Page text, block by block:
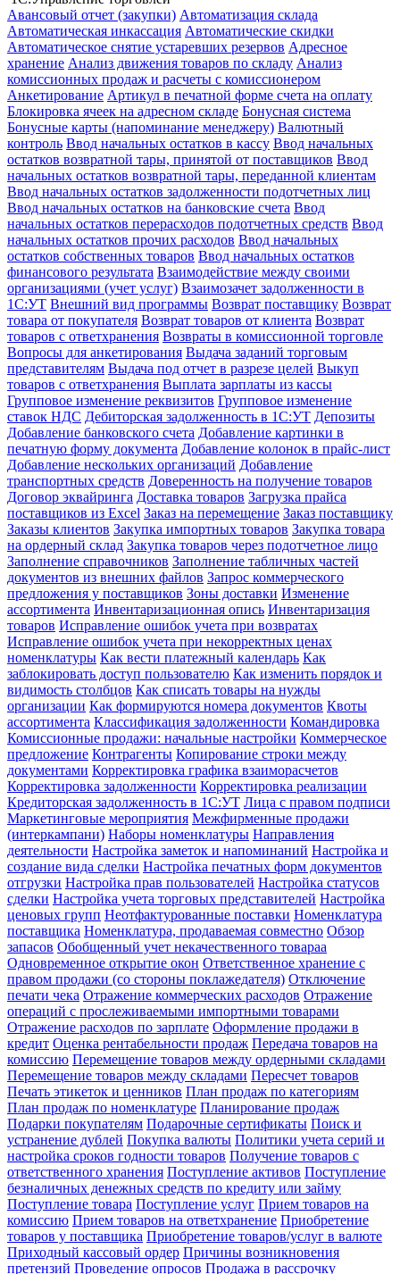
Авансовый отчет (закупки) Автоматизация склада
Автоматическая инкассация Автоматические скидки
Автоматическое снятие устаревших резервов Адресное
хранение Анализ движения товаров по складу Анализ
комиссионных продаж и расчеты с комиссионером
Анкетирование Артикул в печатной форме счета на оплату
Блокировка ячеек на адресном складе Бонусная система
Бонусные карты (напоминание менеджеру) Валютный
контроль Ввод начальных остатков в кассу Ввод начальных
остатков возвратной тары, принятой от поставщиков Ввод
начальных остатков возвратной тары, переданной клиентам
Ввод начальных остатков задолженности подотчетных лиц
Ввод начальных остатков на банковские счета Ввод
начальных остатков перерасходов подотчетных средств Ввод
начальных остатков прочих расходов Ввод начальных
остатков собственных товаров Ввод начальных остатков
финансового результата Взаимодействие между своими
организациями (учет услуг) Взаимозачет задолженности в
1С:УТ Внешний вид программы Возврат поставщику Возврат
товара от покупателя Возврат товаров от клиента Возврат
товаров с ответхранения Возвраты в комиссионной торговле
Вопросы для анкетирования Выдача заданий торговым
представителям Выдача под отчет в разрезе целей Выкуп
товаров с ответхранения Выплата зарплаты из кассы
Групповое изменение реквизитов Групповое изменение
ставок НДС Дебиторская задолженность в 1С:УТ Депозиты
Добавление банковского счета Добавление картинки в
печатную форму документа Добавление колонок в прайс-лист
Добавление нескольких организаций Добавление
транспортных средств Доверенность на получение товаров
Договор эквайринга Доставка товаров Загрузка прайса
поставщиков из Excel Заказ на перемещение Заказ поставщику
Заказы клиентов Закупка импортных товаров Закупка товара
на ордерный склад Закупка товаров через подотчетное лицо
Заполнение справочников Заполнение табличных частей
документов из внешних файлов Запрос коммерческого
предложения у поставщиков Зоны доставки Изменение
ассортимента Инвентаризационная опись Инвентаризация
товаров Исправление ошибок учета при возвратах
Исправление ошибок учета при некорректных ценах
номенклатуры Как вести платежный календарь Как
заблокировать доступ пользователю Как изменить порядок и
видимость столбцов Как списать товары на нужды
организации Как формируются номера документов Квоты
ассортимента Классификация задолженности Командировка
Комиссионные продажи: начальные настройки Коммерческое
предложение Контрагенты Копирование строки между
документами Корректировка графика взаиморасчетов
Корректировка задолженности Корректировка реализации
Кредиторская задолженность в 1С:УТ Лица с правом подписи
Маркетинговые мероприятия Межфирменные продажи
(интеркампани) Наборы номенклатуры Направления
деятельности Настройка заметок и напоминаний Настройка и
создание вида сделки Настройка печатных форм документов
отгрузки Настройка прав пользователей Настройка статусов
сделки Настройка учета торговых представителей Настройка
ценовых групп Неотфактурованные поставки Номенклатура
поставщика Номенклатура, продаваемая совместно Обзор
запасов Обобщенный учет некачественного товараа
Одновременное открытие окон Ответственное хранение с
правом продажи (со стороны поклажедателя) Отключение
печати чека Отражение коммерческих расходов Отражение
операций с прослеживаемыми импортными товарами
Отражение расходов по зарплате Оформление продажи в
кредит Оценка рентабельности продаж Передача товаров на
комиссию Перемещение товаров между ордерными складами
Перемещение товаров между складами Пересчет товаров
Печать этикеток и ценников План продаж по категориям
План продаж по номенклатуре Планирование продаж
Подарки покупателям Подарочные сертификаты Поиск и
устранение дублей Покупка валюты Политики учета серий и
настройка сроков годности товаров Получение товаров с
ответственного хранения Поступление активов Поступление
безналичных денежных средств по кредиту или займу
Поступление товара Поступление услуг Прием товаров на
комиссию Прием товаров на ответхранение Приобретение
товаров у поставщика Приобретение товаров/услуг в валюте
Приходный кассовый ордер Причины возникновения
претензий Проведение опросов Продажа в рассрочку